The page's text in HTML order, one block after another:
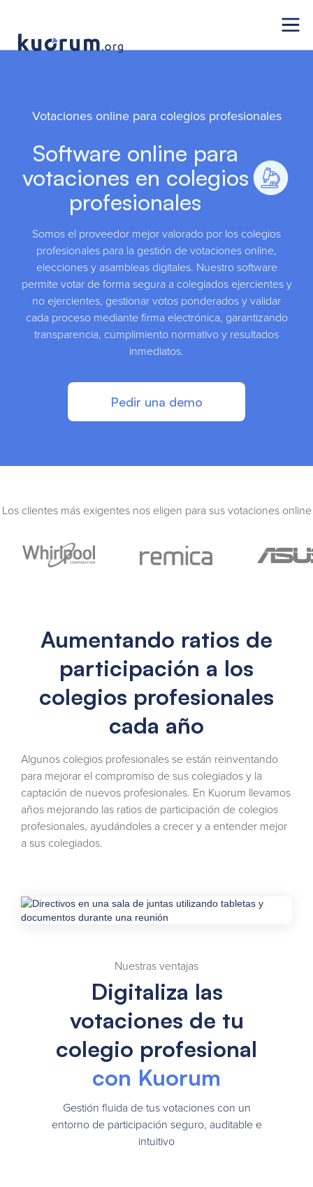
Votaciones online para colegios profesionales
Software online para
votaciones en colegios
profesionales
Somos el proveedor mejor valorado por los colegios
profesionales para la gestión de votaciones online,
elecciones y asambleas digitales. Nuestro software
permite votar de forma segura a colegiados ejercientes y
no ejercientes, gestionar votos ponderados y validar
cada proceso mediante firma electrónica, garantizando
transparencia, cumplimiento normativo y resultados
inmediatos.
Pedir una demo
Los clientes más exigentes nos eligen para sus votaciones online
Aumentando ratios de
participación a los
colegios profesionales
cada año
Algunos colegios profesionales se están reinventando
para mejorar el compromiso de sus colegiados y la
captación de nuevos profesionales. En Kuorum llevamos
años mejorando las ratios de participación de colegios
profesionales, ayudándoles a crecer y a entender mejor
a sus colegiados.
Nuestras ventajas
Digitaliza las
votaciones de tu
colegio profesional
con Kuorum
Gestión fluida de tus votaciones con un
entorno de participación seguro, auditable e
intuitivo